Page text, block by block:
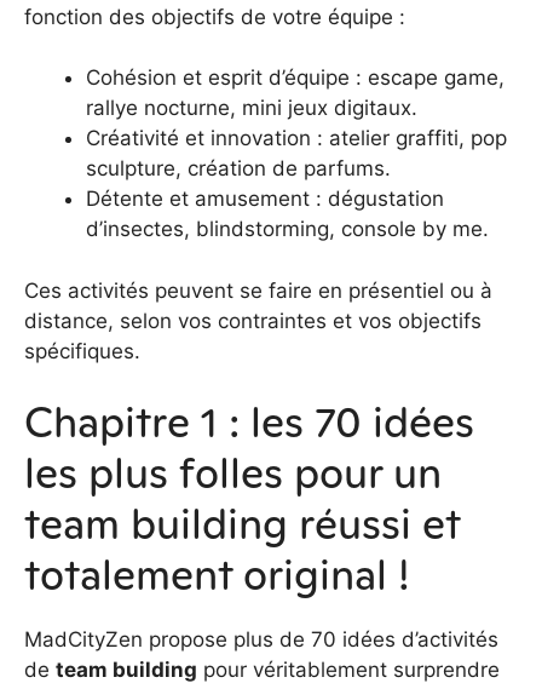
fonction des objectifs de votre équipe :
Cohésion et esprit d’équipe : escape game,
rallye nocturne, mini jeux digitaux.
Créativité et innovation : atelier graffiti, pop
sculpture, création de parfums.
Détente et amusement : dégustation
d’insectes, blindstorming, console by me.
Ces activités peuvent se faire en présentiel ou à
distance, selon vos contraintes et vos objectifs
spécifiques.
Chapitre 1 : les 70 idées
les plus folles pour un
team building réussi et
totalement original !
MadCityZen propose plus de 70 idées d’activités
de team building pour véritablement surprendre